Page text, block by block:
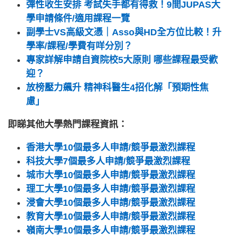
彈性收生安排 考試失手都有得救！9間JUPAS大
學申請條件/適用課程一覽
副學士VS高級文憑｜Asso與HD全方位比較！升
學率/課程/學費有咩分別？
專家詳解申請自資院校5大原則 哪些課程最受歡
迎？
放榜壓力飆升 精神科醫生4招化解「預期性焦
慮」
即睇其他大學熱門課程資訊：
香港大學10個最多人申請/競爭最激烈課程
科技大學7個最多人申請/競爭最激烈課程
城市大學10個最多人申請/競爭最激烈課程
理工大學10個最多人申請/競爭最激烈課程
浸會大學10個最多人申請/競爭最激烈課程
教育大學10個最多人申請/競爭最激烈課程
嶺南大學10個最多人申請/競爭最激烈課程